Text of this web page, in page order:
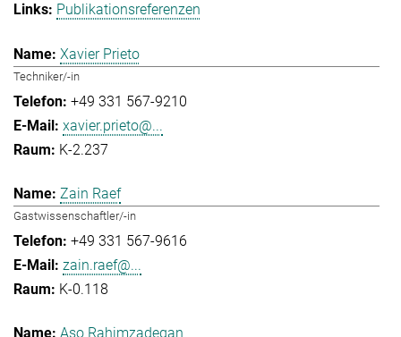
Publikationsreferenzen
Xavier Prieto
Techniker/-in
+49 331 567-9210
xavier.prieto@...
K-2.237
Zain Raef
Gastwissenschaftler/-in
+49 331 567-9616
zain.raef@...
K-0.118
Aso Rahimzadegan